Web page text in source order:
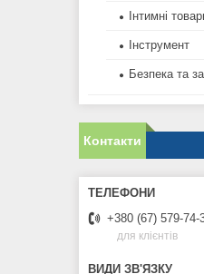
Інтимні
Інструмент
Безпека та
Контакти
+380 (67) 579-74-
для клієнтів